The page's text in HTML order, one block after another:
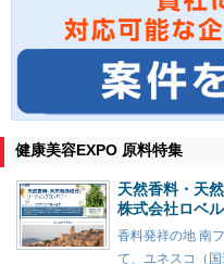
健康美容EXPO 原料特集
天然香料・天
株式会社ロベ
香料発祥の地 南
て、ユネスコ（